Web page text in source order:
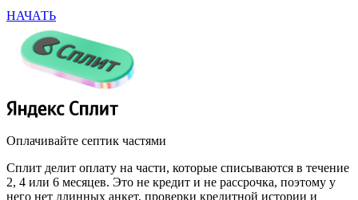
НАЧАТЬ
Оплачивайте септик частями
Сплит делит оплату на части, которые списываются в течение
2, 4 или 6 месяцев. Это не кредит и не рассрочка, поэтому у
него нет длинных анкет, проверки кредитной истории и